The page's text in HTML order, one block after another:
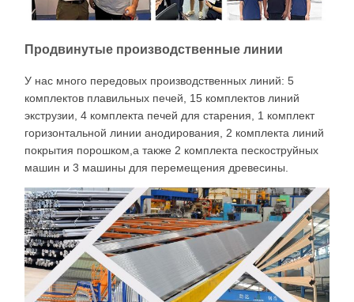
Продвинутые производственные линии
У нас много передовых производственных линий: 5
комплектов плавильных печей, 15 комплектов линий
экструзии, 4 комплекта печей для старения, 1 комплект
горизонтальной линии анодирования, 2 комплекта линий
покрытия порошком,а также 2 комплекта пескоструйных
машин и 3 машины для перемещения древесины.